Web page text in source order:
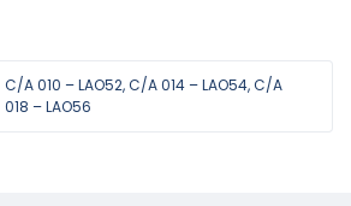
C/A 010 – LAO52, C/A 014 – LAO54, C/A
018 – LAO56